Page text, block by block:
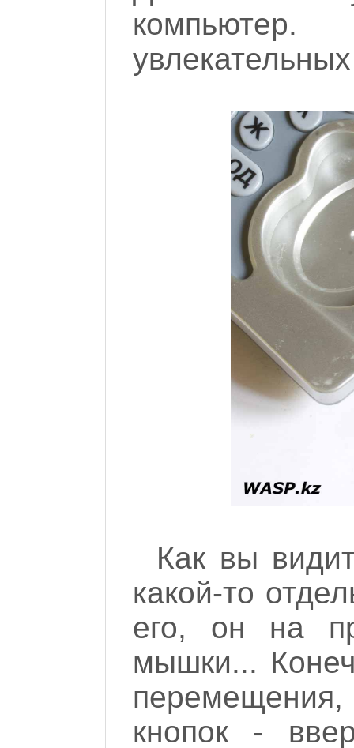
Как вы
какой-то
его, он на
мышки...
кнопок -